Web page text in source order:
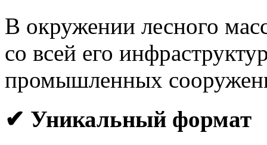
В окружении лесного
со всей его
промышленных
✔ Уникальный формат